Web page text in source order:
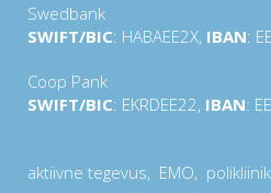
Swedbank
SWIFT/BIC: HABAEE2X, IBAN:
Coop Pank
SWIFT/BIC: EKRDEE22, IBAN:
aktiivne tegevus, EMO,